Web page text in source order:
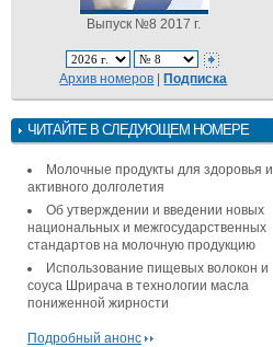
Выпуск №8 2017 г.
Архив номеров |Подписка
ЧИТАЙТЕ В СЛЕДУЮЩЕМ НОМЕРЕ
Молочные продукты для здоровья и
активного долголетия
Об утверждении и введении новых
национальных и межгосударственных
стандартов на молочную продукцию
Использование пищевых волокон и
соуса Шрирача в технологии масла
пониженной жирности
Подробный анонс